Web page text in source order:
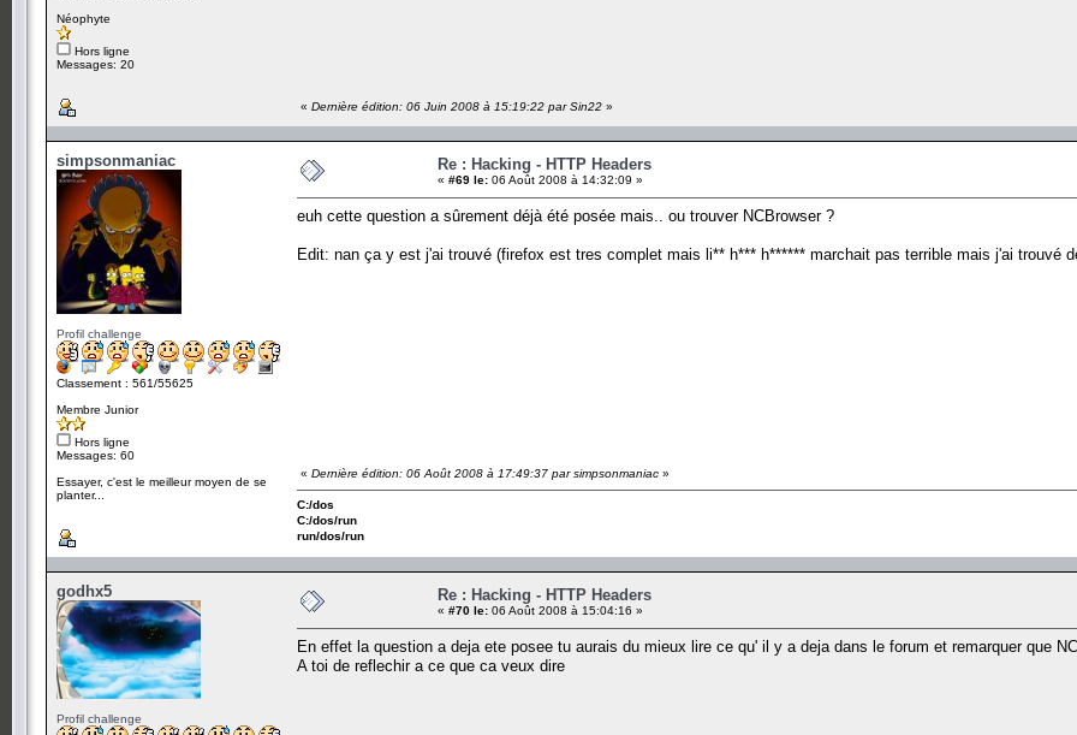
Néophyte
Hors ligne
Messages: 20
« Dernière édition: 06 Juin 2008 à 15:19:22 par Sin22 »
simpsonmaniac
Profil challenge
Classement : 561/55625
Membre Junior
Hors ligne
Messages: 60
Essayer, c'est le meilleur moyen de se
planter...
Re : Hacking - HTTP Headers
« #69 le: 06 Août 2008 à 14:32:09 »
euh cette question a sûrement déjà été posée mais.. ou trouver NCBrowser ?
Edit: nan ça y est j'ai trouvé (firefox est tres complet mais li** h*** h****** marchait pas terrible mais j'ai trouvé
« Dernière édition: 06 Août 2008 à 17:49:37 par simpsonmaniac »
C:/dos
C:/dos/run
run/dos/run
godhx5
Profil challenge
Re : Hacking - HTTP Headers
« #70 le: 06 Août 2008 à 15:04:16 »
En effet la question a deja ete posee tu aurais du mieux lire ce qu' il y a deja dans le forum et remarquer que
A toi de reflechir a ce que ca veux dire